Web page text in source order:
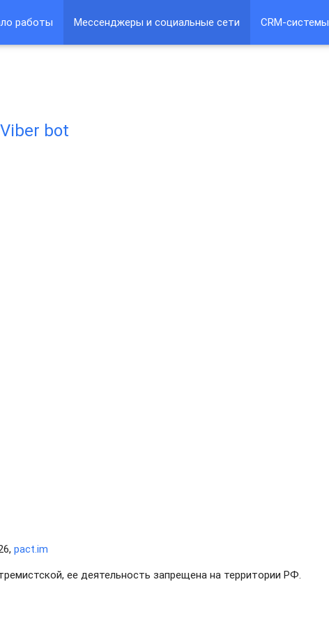
работы Мессенджеры и социальные сети CRM-системы
bot
pact.im
ее деятельность запрещена на территории РФ.